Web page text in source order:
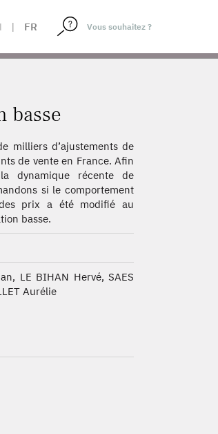
| FR
basse
milliers d’ajustements de
de vente en France. Afin
dynamique récente de
si le comportement
prix a été modifié au
basse.
LE BIHAN Hervé, SAES
Aurélie